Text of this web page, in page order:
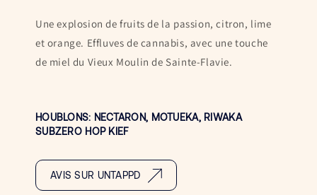
Une explosion de fruits de la passion, citron, lime
et orange. Effluves de cannabis, avec une touche
de miel du Vieux Moulin de Sainte-Flavie.
HOUBLONS: NECTARON, MOTUEKA, RIWAKA
SUBZERO HOP KIEF
AVIS SUR UNTAPPD